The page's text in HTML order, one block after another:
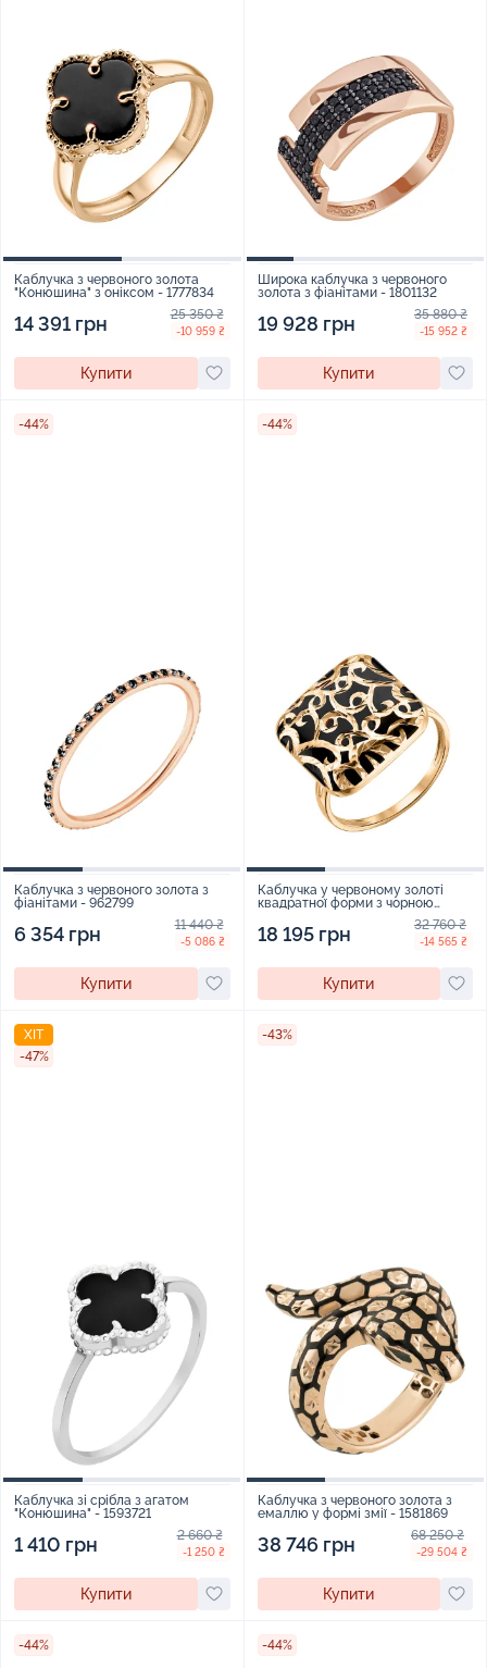
Каблучка з червоного золота
"Конюшина" з оніксом - 1777834
14 391 грн 25 350 ₴
-10 959 ₴
Купити
Широка каблучка з червоного
золота з фіанітами - 1801132
19 928 грн 35 880 ₴
-15 952 ₴
Купити
-44%
Каблучка з червоного золота з
фіанітами - 962799
6 354 грн 11 440 ₴
-5 086 ₴
Купити
-44%
Каблучка у червоному золоті
квадратної форми з чорною
18 195 грн 32 760 ₴
-14 565 ₴
Купити
ХІТ
-47%
Каблучка зі срібла з агатом
"Конюшина" - 1593721
1 410 грн 2 660 ₴
-1 250 ₴
Купити
-43%
Каблучка з червоного золота з
емаллю у формі змії - 1581869
38 746 грн 68 250 ₴
-29 504 ₴
Купити
-44% -44%